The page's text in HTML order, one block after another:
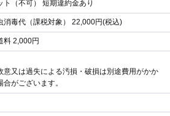
ト（不可） 短期違約金あり
消毒代（課税対象） 22,000円(税込)
料 2,000円
又は過失による汚損・破損は別途費用がかか
合がございます。